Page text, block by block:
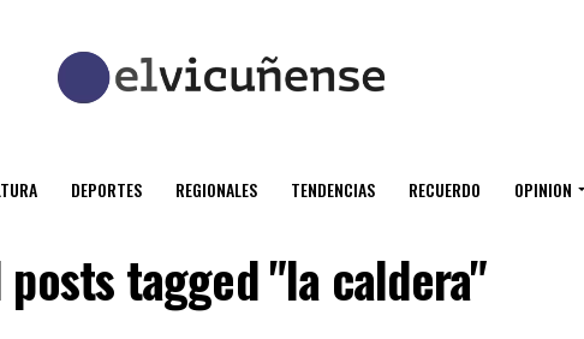
DEPORTES REGIONALES TENDENCIAS RECUERDO OPINION
tagged "la caldera"